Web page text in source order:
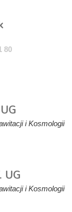
80
i Kosmologii
UG
i Kosmologii